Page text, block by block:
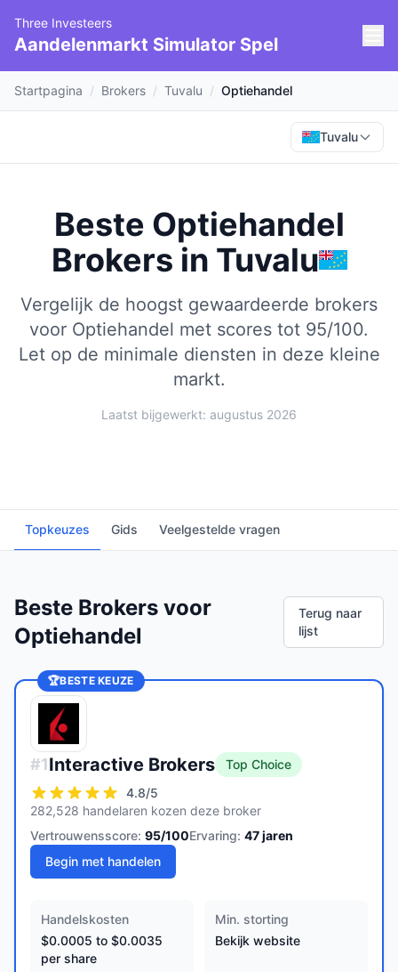
Three Investeers
Aandelenmarkt Simulator Spel
Startpagina / Brokers / Tuvalu / Optiehandel
Tuvalu
Beste Optiehandel
Brokers in Tuvalu
Vergelijk de hoogst gewaardeerde brokers
voor Optiehandel met scores tot 95/100.
Let op de minimale diensten in deze kleine
markt.
Laatst bijgewerkt: augustus 2026
Topkeuzes Gids Veelgestelde vragen
Beste Brokers voor
Optiehandel
Terug naar
lijst
🏆BESTE KEUZE
#1Interactive Brokers
Top Choice
4.8/5
282,528 handelaren kozen deze broker
Vertrouwensscore: 95/100Ervaring: 47jaren
Begin met handelen
Handelskosten
$0.0005 to $0.0035
per share
Min. storting
Bekijk website